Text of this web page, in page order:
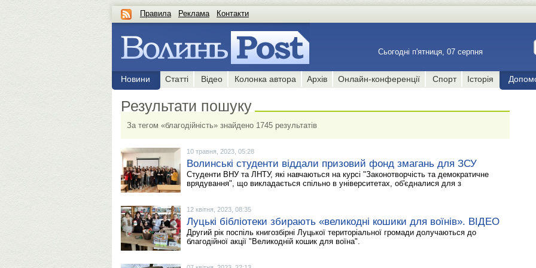
Правила Реклама Контакти
Сьогодні п'ятниця, 07 серпня
Новини Статті Відео Колонка автора Архів Онлайн-конференції Спорт Історія
Результати пошуку
За тегом «благодійність» знайдено 1745 результатів
10 травня, 2023, 05:28
Волинські студенти віддали призовий фонд змагань для ЗСУ
Студенти ВНУ та ЛНТУ, які навчаються на курсі "Законотворчість та демократичне
врядування", що викладається спільно в університетах, об'єдналися для з
12 квітня, 2023, 08:35
Луцькі бібліотеки збирають «великодні кошики для воїнів». ВІДЕО
Другий рік поспіль книгозбірні Луцької територіальної громади долучаються до
благодійної акції "Великодній кошик для воїна".